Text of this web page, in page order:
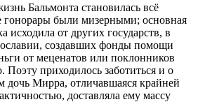
Бальмонта становилась всё
гонорары были мизерными; основная
исходила от других государств, в
создавших фонды помощи
от меценатов или поклонников
Поэту приходилось заботиться и о
дочь Мирра, отличавшаяся крайней
доставляла ему массу